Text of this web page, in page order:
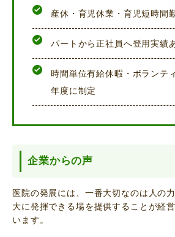
産休・育児休業・育児短時間
パートから正社員へ登用実績
時間単位有給休暇・ボラン
年度に制定
企業からの声
医院の発展には、一番大切なのは人の
大に発揮できる場を提供することが経
います。